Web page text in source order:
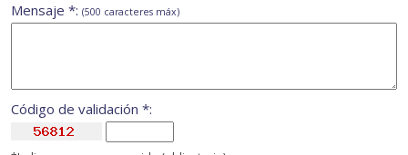
Mensaje *: (500 caracteres máx)
Código de validación *: